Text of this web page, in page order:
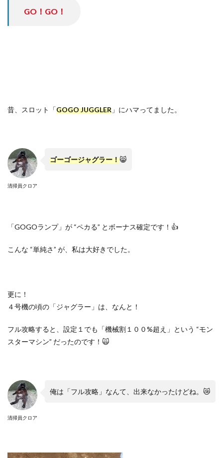
GO！GO！
昔、スロット「GOGO JUGGLER 」にハマってました。
清掃員クロア
ゴーゴージャグラー！😸
「GOGOランプ」が “ペカる” とボーナス確定です！👍
こんな “単純さ” が、私は大好きでした。
更に！
４号機の頃の「ジャグラー」は、なんと！
フル攻略すると、設定１でも「機械割１００%超え」という “モン
スターマシン” だったのです！🙀
清掃員クロア
俺は「フル攻略」なんて、出来なかったけどね。😿